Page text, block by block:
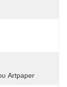
Artpaper